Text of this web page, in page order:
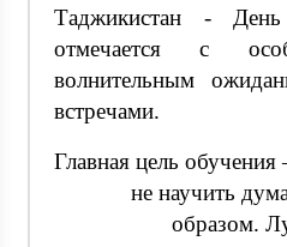
Таджикистан -
отмечается с
волнительным
встречами.
Главная цель
не научить
образом.